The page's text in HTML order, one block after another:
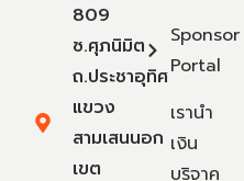
809
ซ.ศุภนิมิต
ถ.ประชาอุทิศ
แขวง
สามเสนนอก
เขต
Sponsor
Portal
เรานำ
เงิน
บริจาค